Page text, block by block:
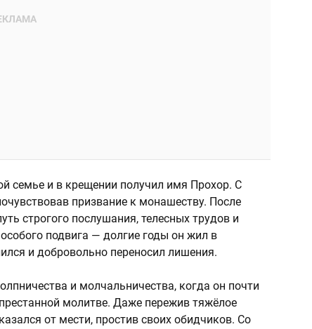
семье и в крещении получил имя Прохор. С
призвание к монашеству. После
строгого послушания, телесных трудов и
подвига — долгие годы он жил в
и добровольно переносил лишения.
и молчальничества, когда он почти
молитве. Даже пережив тяжёлое
от мести, простив своих обидчиков. Со